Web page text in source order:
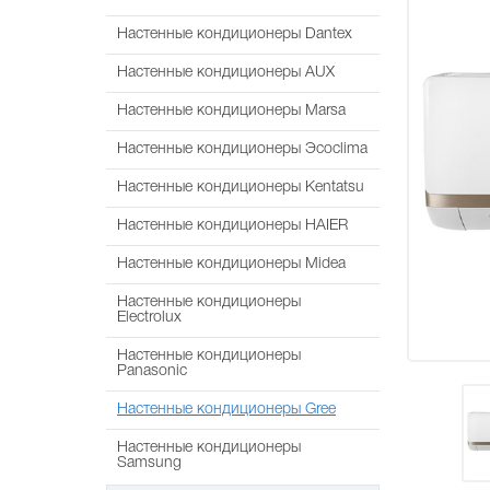
Настенные кондиционеры Dantex
Настенные кондиционеры AUX
Настенные кондиционеры Marsa
Настенные кондиционеры Эcoclima
Настенные кондиционеры Kentatsu
Настенные кондиционеры HAIER
Настенные кондиционеры Midea
Настенные кондиционеры
Electrolux
Настенные кондиционеры
Panasonic
Настенные кондиционеры Gree
Настенные кондиционеры
Samsung